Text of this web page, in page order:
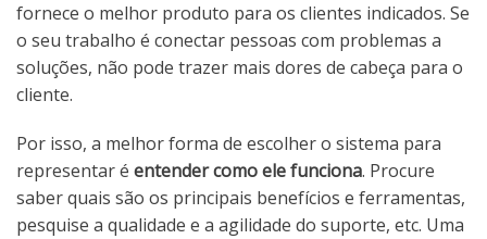
fornece o melhor produto para os clientes indicados. Se
o seu trabalho é conectar pessoas com problemas a
soluções, não pode trazer mais dores de cabeça para o
cliente.
Por isso, a melhor forma de escolher o sistema para
representar é entender como ele funciona. Procure
saber quais são os principais benefícios e ferramentas,
pesquise a qualidade e a agilidade do suporte, etc. Uma